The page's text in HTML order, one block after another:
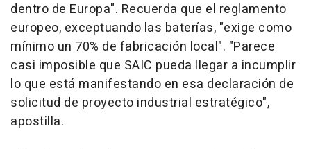
dentro de Europa". Recuerda que el reglamento
europeo, exceptuando las baterías, "exige como
mínimo un 70% de fabricación local". "Parece
casi imposible que SAIC pueda llegar a incumplir
lo que está manifestando en esa declaración de
solicitud de proyecto industrial estratégico",
apostilla.